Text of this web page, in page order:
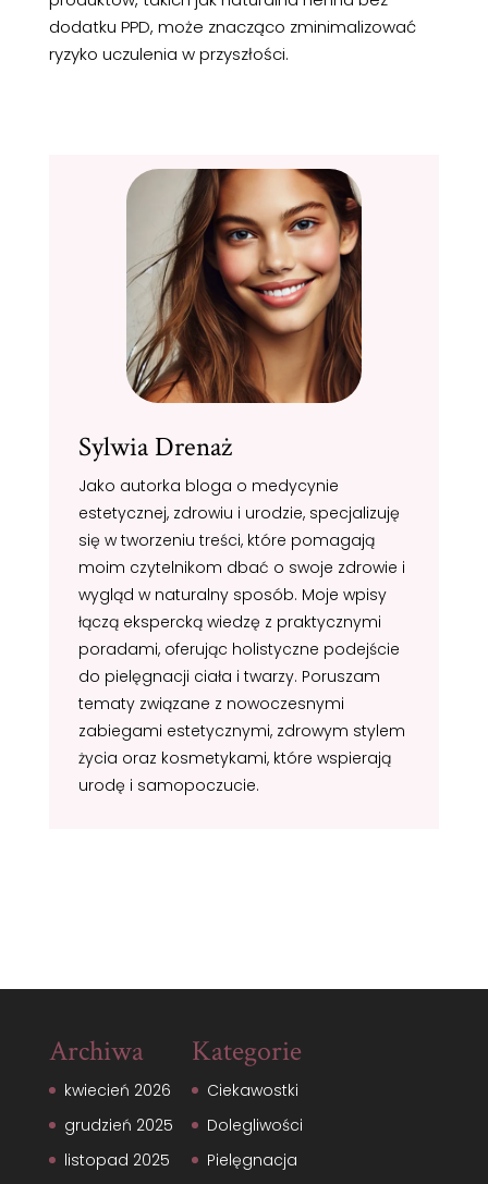
dodatku PPD, może znacząco zminimalizować
ryzyko uczulenia w przyszłości.
Sylwia Drenaż
Jako autorka bloga o medycynie
estetycznej, zdrowiu i urodzie, specjalizuję
się w tworzeniu treści, które pomagają
moim czytelnikom dbać o swoje zdrowie i
wygląd w naturalny sposób. Moje wpisy
łączą ekspercką wiedzę z praktycznymi
poradami, oferując holistyczne podejście
do pielęgnacji ciała i twarzy. Poruszam
tematy związane z nowoczesnymi
zabiegami estetycznymi, zdrowym stylem
życia oraz kosmetykami, które wspierają
urodę i samopoczucie.
Archiwa
kwiecień 2026
grudzień 2025
listopad 2025
Kategorie
Ciekawostki
Dolegliwości
Pielęgnacja